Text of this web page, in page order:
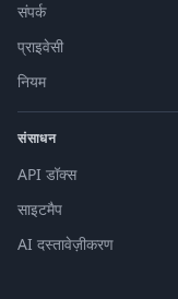
संपर्क
प्राइवेसी
नियम
संसाधन
API डॉक्स
साइटमैप
AI दस्तावेज़ीकरण